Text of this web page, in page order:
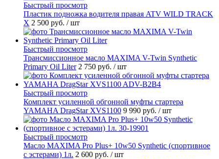
Быстрый просмотр
Пластик подножка водителя правая ATV WILD TRACK
X 2 500 руб. / шт
Быстрый просмотр
Трансмиссионное масло MAXIMA V-Twin Synthetic
Primary Oil Liter 2 750 руб. / шт
Быстрый просмотр
Комплект усиленной обгонной муфты стартера
YAMAHA DragStar XVS1100 9 990 руб. / шт
Быстрый просмотр
Масло MAXIMA Pro Plus+ 10w50 Synthetic (спортивное
с эстерами) 1л. 2 600 руб. / шт